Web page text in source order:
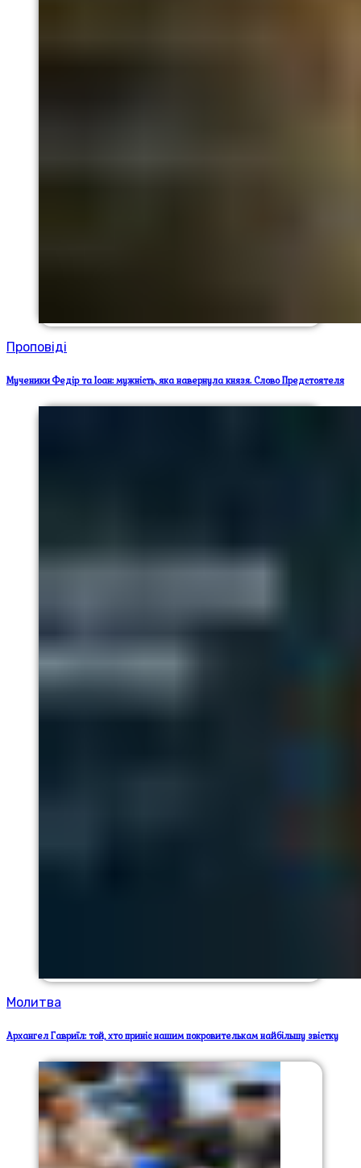
Проповіді
Мученики Федір та Іоан: мужність, яка навернула князя. Слово Предстоятеля
Молитва
Архангел Гавриїл: той, хто приніс нашим покровителькам найбільшу звістку